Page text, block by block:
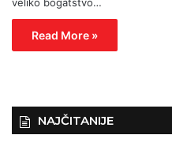
Read More »
NAJČITANIJE